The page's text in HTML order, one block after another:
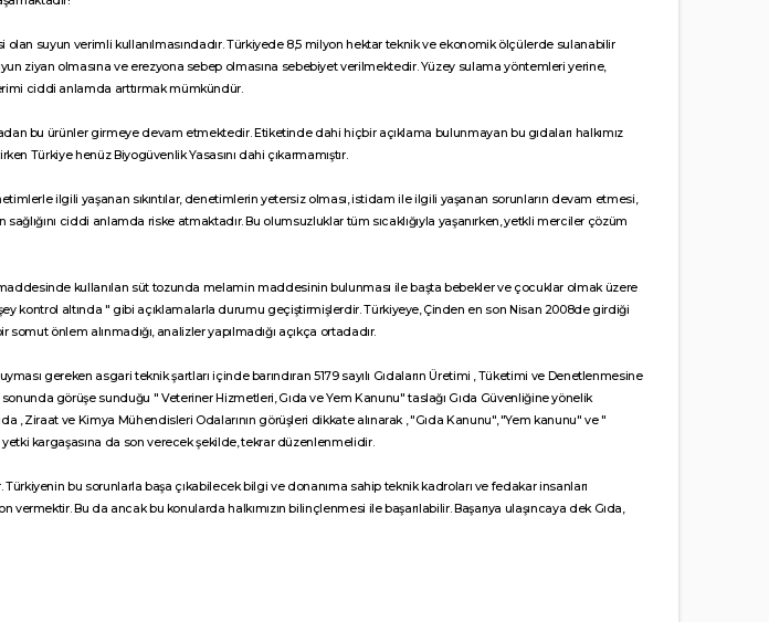
suyun verimli kullanılmasındadır. Türkiyede 8,5 milyon hektar teknik ve ekonomik ölçülerde sulanabilir
ziyan olmasına ve erezyona sebep olmasına sebebiyet verilmektedir. Yüzey sulama yöntemleri yerine,
ciddi anlamda arttırmak mümkündür.
bu ürünler girmeye devam etmektedir. Etiketinde dahi hiçbir açıklama bulunmayan bu gıdaları halkımız
Türkiye henüz Biyogüvenlik Yasasını dahi çıkarmamıştır.
ilgili yaşanan sıkıntılar, denetimlerin yetersiz olması, istidam ile ilgili yaşanan sorunların devam etmesi,
ciddi anlamda riske atmaktadır. Bu olumsuzluklar tüm sıcaklığıyla yaşanırken, yetkli merciler çözüm
kullanılan süt tozunda melamin maddesinin bulunması ile başta bebekler ve çocuklar olmak üzere
altında " gibi açıklamalarla durumu geçiştirmişlerdir. Türkiyeye, Çinden en son Nisan 2008de girdiği
önlem alınmadığı, analizler yapılmadığı açıkça ortadadır.
gereken asgari teknik şartları içinde barındıran 5179 sayılı Gıdaların Üretimi , Tüketimi ve Denetlenmesine
görüşe sunduğu " Veteriner Hizmetleri, Gıda ve Yem Kanunu" taslağı Gıda Güvenliğine yönelik
, Ziraat ve Kimya Mühendisleri Odalarının görüşleri dikkate alınarak , "Gıda Kanunu", "Yem kanunu" ve "
kargaşasına da son verecek şekilde, tekrar düzenlenmelidir.
bu sorunlarla başa çıkabilecek bilgi ve donanıma sahip teknik kadroları ve fedakar insanları
Bu da ancak bu konularda halkımızın bilinçlenmesi ile başarılabilir. Başarıya ulaşıncaya dek Gıda,